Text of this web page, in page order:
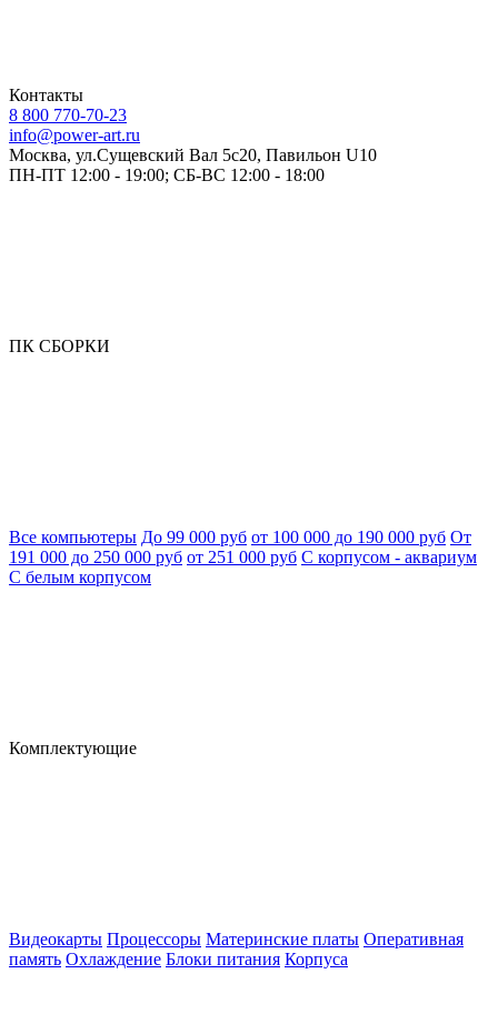
Контакты
8 800 770-70-23
info@power-art.ru
Москва, ул.Сущевский Вал 5с20, Павильон U10
ПН-ПТ 12:00 - 19:00; СБ-ВС 12:00 - 18:00
ПК СБОРКИ
Все компьютеры До 99 000 руб от 100 000 до 190 000 руб От
191 000 до 250 000 руб от 251 000 руб С корпусом - аквариум
С белым корпусом
Комплектующие
Видеокарты Процессоры Материнские платы Оперативная
память Охлаждение Блоки питания Корпуса